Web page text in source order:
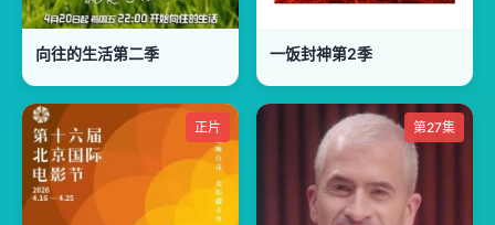
向往的生活第二季 一饭封神第2季
正片 第27集